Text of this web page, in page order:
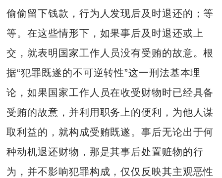
偷偷留下钱款，行为人发现后及时退还的；等
等。在这些情形下，如果事后及时退还或上
交，就表明国家工作人员没有受贿的故意。根
据“犯罪既遂的不可逆转性”这一刑法基本理
论，如果国家工作人员在收受财物时已经具备
受贿的故意，并利用职务上的便利，为他人谋
取利益的，就构成受贿既遂。事后无论出于何
种动机退还财物，那是其事后处置赃物的行
为，并不影响犯罪构成，仅仅反映其主观恶性